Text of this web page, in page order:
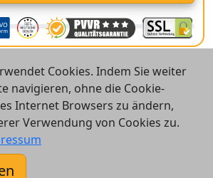
GmbH
Cookies. Indem Sie weiter
navigieren, ohne die Cookie-
Internet Browsers zu ändern,
Verwendung von Cookies zu.